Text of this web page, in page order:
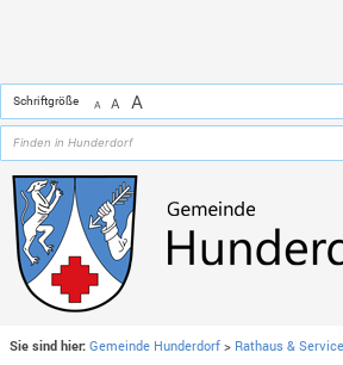
Schriftgröße A A A
Sie sind hier: Gemeinde Hunderdorf > Rathaus & Service